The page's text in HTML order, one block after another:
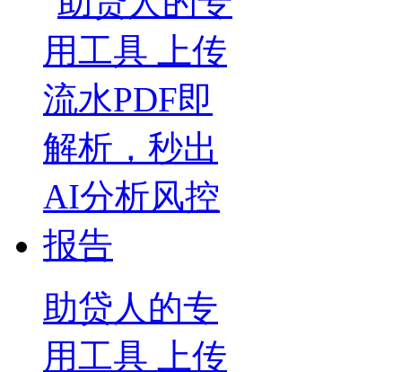
助贷人的专
用工具 上传